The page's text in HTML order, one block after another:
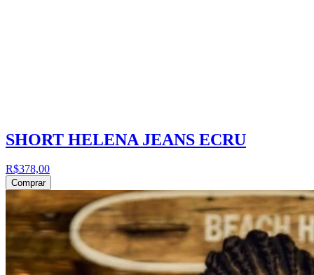
SHORT HELENA JEANS ECRU
R$378,00
Comprar